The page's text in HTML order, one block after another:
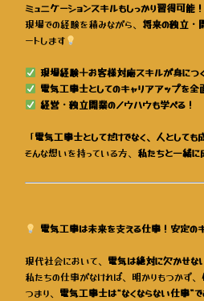
ミュニケーションスキルもしっかり習得可能！
現場での経験を積みながら、 将来の独立・
ートします
現場経験＋お客様対応スキルが身につ
電気工事士としてのキャリアアップを全
経営・独立開業のノウハウも学べる！
「電気工事士としてだけでなく、人としても
そんな想いを持っている方、 私たちと一緒に
電気工事は未来を支える仕事！安定のキ
現代社会において、 電気は絶対に欠かせな
私たちの仕事がなければ、明かりもつかず、
つまり、 電気工事士は“なくならない仕事”